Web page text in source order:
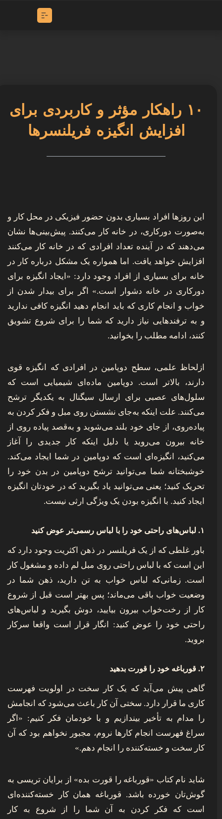
۱۰ راهکار مؤثر و کاربردی برای
افزایش انگیزه فریلنسرها
این روزها افراد بسیاری بدون حضور فیزیکی در محل کار و
به‌صورت دورکاری، در خانه کار می‌کنند. پیش‌بینی‌ها نشان
می‌دهند که در آینده تعداد افرادی که در خانه کار می‌کنند
افزایش خواهد یافت. اما همواره یک مشکل درباره کار در
خانه برای بسیاری از افراد وجود دارد: «ایجاد انگیزه برای
دورکاری در خانه دشوار است.» اگر برای بیدار شدن از
خواب و انجام کاری که باید انجام دهید انگیزه کافی ندارید
و به ترفندهایی نیاز دارید که شما را برای شروع تشویق
کنند، ادامه مطلب را بخوانید.
ازلحاظ علمی، سطح دوپامین در افرادی که انگیزه قوی
دارند، بالاتر است. دوپامین ماده‌ای شیمیایی است که
سلول‌‌های عصبی برای ارسال سیگنال به یکدیگر ترشح
می‌کنند. علت اینکه به‌جای نشستن روی مبل و فکر کردن به
پیاده‌روی، از جای خود بلند می‌شوید و به‌قصد پیاده روی از
خانه بیرون‌ می‌روید یا دلیل اینکه کار جدیدی را آغاز
می‌کنید، انگیزه‌ای است که دوپامین در شما ایجاد می‌کند.
خوشبختانه شما می‌توانید ترشح دوپامین در بدن خود را
تحریک کنید؛ یعنی می‌توانید یاد بگیرید که در خودتان انگیزه
ایجاد کنید. با انگیزه بودن یک ویژگی ارثی نیست.
باور غلطی که از یک فریلنسر در ذهن اکثریت وجود دارد که
این است که با لباس راحتی روی مبل لم داده و مشغول کار
است. زمانی‌که لباس خواب به تن دارید، ذهن شما در
وضعیت خواب باقی می‌ماند؛ پس بهتر است قبل از شروع
کار از رخت‌خواب بیرون بیایید، دوش بگیرید و لباس‌های
راحتی خود را عوض کنید: انگار قرار است واقعا سرکار
بروید.
گاهی پیش می‌آید که یک کار سخت در اولویت فهرست
کاری ما قرار دارد. سختی آن کار باعث می‌شود که انجامش
را مدام به تأخیر بیندازیم و با خودمان فکر کنیم: «اگر
سراغ فهرست انجام کارها نروم، مجبور نخواهم بود که آن
کار سخت و خسته‌کننده را انجام دهم.»
شاید نام کتاب «قورباغه را قورت بده» از برایان تریسی به
گوش‌تان خورده باشد. قورباغه همان کار خسته‌کننده‌ای
است که فکر کردن به آن شما را از شروع به کار